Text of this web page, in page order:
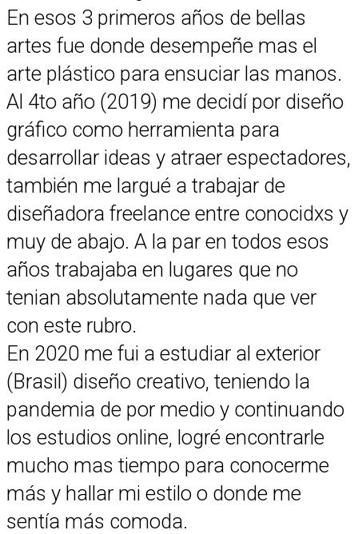
En esos 3 primeros años de bellas
artes fue donde desempeñe mas el
arte plástico para ensuciar las manos.
Al 4to año (2019) me decidí por diseño
gráfico como herramienta para
desarrollar ideas y atraer espectadores,
también me largué a trabajar de
diseñadora freelance entre conocidxs y
muy de abajo. A la par en todos esos
años trabajaba en lugares que no
tenian absolutamente nada que ver
con este rubro.
En 2020 me fui a estudiar al exterior
(Brasil) diseño creativo, teniendo la
pandemia de por medio y continuando
los estudios online, logré encontrarle
mucho mas tiempo para conocerme
más y hallar mi estilo o donde me
sentía más comoda.